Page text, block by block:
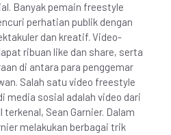
Banyak pemain freestyle
perhatian publik dengan
dan kreatif. Video-
ribuan like dan share, serta
di antara para penggemar
Salah satu video freestyle
media sosial adalah video dari
Sean Garnier. Dalam
melakukan berbagai trik